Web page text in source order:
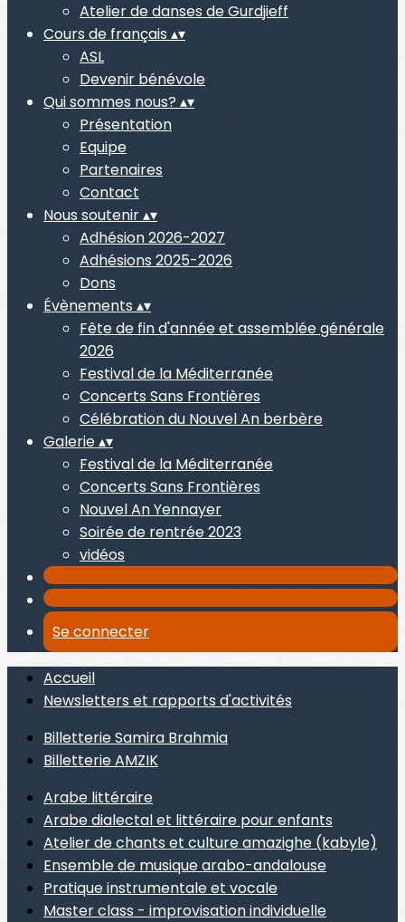
Atelier de danses de Gurdjieff
Cours de français ▴▾
ASL
Devenir bénévole
Qui sommes nous? ▴▾
Présentation
Equipe
Partenaires
Contact
Nous soutenir▴▾
Adhésion 2026-2027
Adhésions 2025-2026
Dons
Évènements ▴▾
Fête de fin d'année et assemblée générale
2026
Festival de la Méditerranée
Concerts Sans Frontières
Célébration du Nouvel An berbère
Galerie▴▾
Festival de la Méditerranée
Concerts Sans Frontières
Nouvel An Yennayer
Soirée de rentrée 2023
vidéos
Se connecter
Accueil
Newsletters et rapports d'activités
Billetterie Samira Brahmia
Billetterie AMZIK
Arabe littéraire
Arabe dialectal et littéraire pour enfants
Atelier de chants et culture amazighe (kabyle)
Ensemble de musique arabo-andalouse
Pratique instrumentale et vocale
Master class - improvisation individuelle